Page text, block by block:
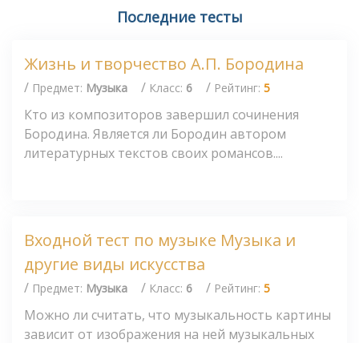
Последние тесты
Жизнь и творчество А.П. Бородина
/ Предмет: Музыка / Класс: 6 / Рейтинг: 5
Кто из композиторов завершил сочинения
Бородина. Является ли Бородин автором
литературных текстов своих романсов....
Входной тест по музыке Музыка и
другие виды искусства
/ Предмет: Музыка / Класс: 6 / Рейтинг: 5
Можно ли считать, что музыкальность картины
зависит от изображения на ней музыкальных